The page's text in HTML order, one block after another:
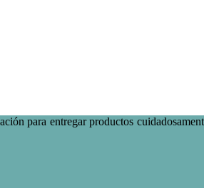
para entregar productos